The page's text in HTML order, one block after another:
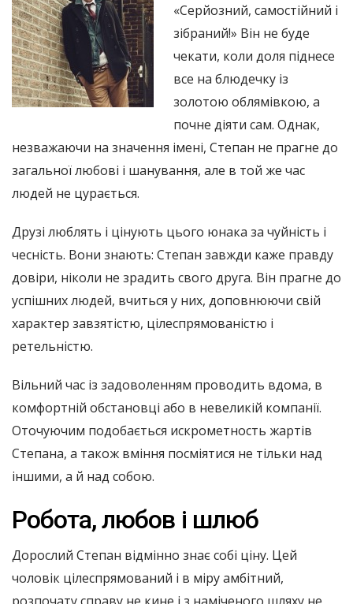
«Серйозний, самостійний і
зібраний!» Він не буде
чекати, коли доля піднесе
все на блюдечку із
золотою облямівкою, а
почне діяти сам. Однак,
незважаючи на значення імені, Степан не прагне до
загальної любові і шанування, але в той же час
людей не цурається.
Друзі люблять і цінують цього юнака за чуйність і
чесність. Вони знають: Степан завжди каже правду
довіри, ніколи не зрадить свого друга. Він прагне до
успішних людей, вчиться у них, доповнюючи свій
характер завзятістю, цілеспрямованістю і
ретельністю.
Вільний час із задоволенням проводить вдома, в
комфортній обстановці або в невеликій компанії.
Оточуючим подобається искрометность жартів
Степана, а також вміння посміятися не тільки над
іншими, а й над собою.
Робота, любов і шлюб
Дорослий Степан відмінно знає собі ціну. Цей
чоловік цілеспрямований і в міру амбітний,